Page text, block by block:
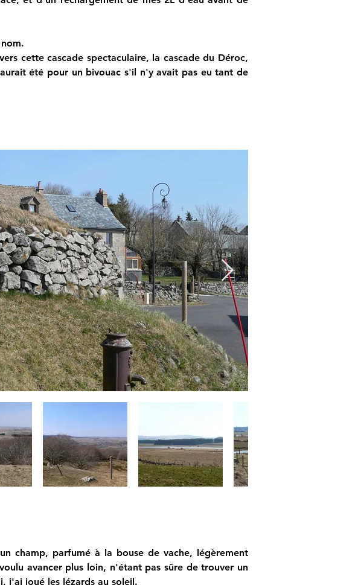
cette cascade spectaculaire, la cascade du Déroc,
été pour un bivouac s'il n'y avait pas eu tant de
champ, parfumé à la bouse de vache, légèrement
avancer plus loin, n'étant pas sûre de trouver un
j'ai joué les lézards au soleil.